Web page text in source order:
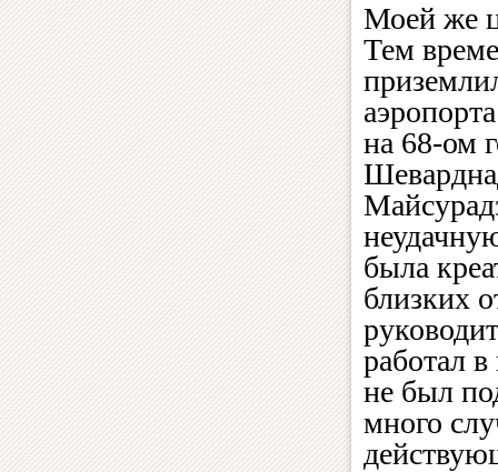
Моей же
Тем
на 68-ом
была
близких
работал
не был
много